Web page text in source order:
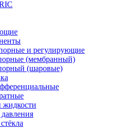
и регулирующие
(мембранный)
(шаровые)
жидкости